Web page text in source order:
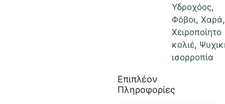
Υδροχόος,
Φόβοι, Χαρά,
Χειροποίητο
κολιέ,
ισορροπία
Επιπλέον
Πληροφορίες